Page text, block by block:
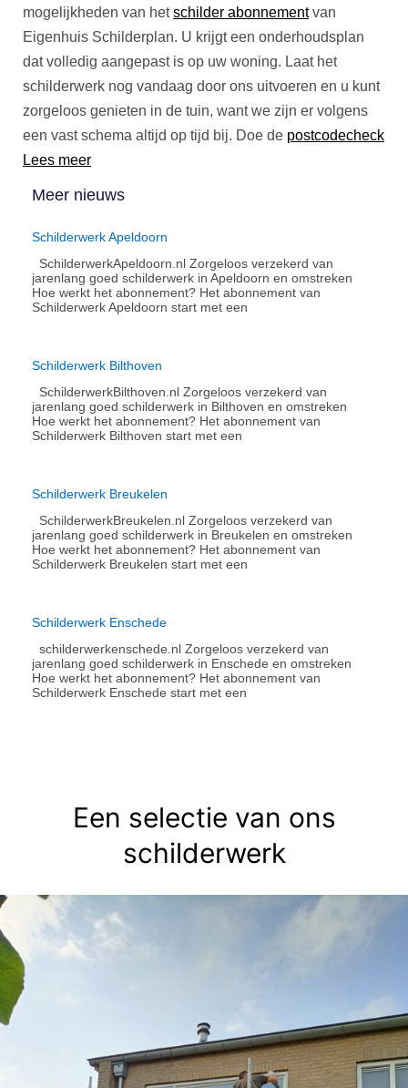
mogelijkheden van hetschilder abonnementvan
Eigenhuis Schilderplan. U krijgt een onderhoudsplan
dat volledig aangepast is op uw woning. Laat het
schilderwerk nog vandaag door ons uitvoeren en u kunt
zorgeloos genieten in de tuin, want we zijn er volgens
een vast schema altijd op tijd bij. Doe de postcodecheck
Lees meer
Meer nieuws
Schilderwerk Apeldoorn
SchilderwerkApeldoorn.nl Zorgeloos verzekerd van
jarenlang goed schilderwerk in Apeldoorn en omstreken
Hoe werkt het abonnement?​ Het abonnement van
Schilderwerk Apeldoorn start met een
Schilderwerk Bilthoven
SchilderwerkBilthoven.nl Zorgeloos verzekerd van
jarenlang goed schilderwerk in Bilthoven en omstreken
Hoe werkt het abonnement?​ Het abonnement van
Schilderwerk Bilthoven start met een
Schilderwerk Breukelen
SchilderwerkBreukelen.nl Zorgeloos verzekerd van
jarenlang goed schilderwerk in Breukelen en omstreken
Hoe werkt het abonnement?​ Het abonnement van
Schilderwerk Breukelen start met een
Schilderwerk Enschede
schilderwerkenschede.nl Zorgeloos verzekerd van
jarenlang goed schilderwerk in Enschede en omstreken
Hoe werkt het abonnement?​ Het abonnement van
Schilderwerk Enschede start met een
Een selectie van ons
schilderwerk